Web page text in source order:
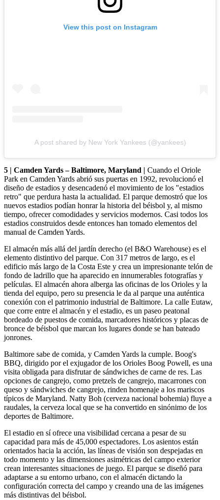
View this post on Instagram
A post shared by New York Yankees (@yankees)
5 | Camden Yards – Baltimore, Maryland | Cuando el Oriole
Park en Camden Yards abrió sus puertas en 1992, revolucionó el
diseño de estadios y desencadenó el movimiento de los "estadios
retro" que perdura hasta la actualidad. El parque demostró que los
nuevos estadios podían honrar la historia del béisbol y, al mismo
tiempo, ofrecer comodidades y servicios modernos. Casi todos los
estadios construidos desde entonces han tomado elementos del
manual de Camden Yards.
El almacén más allá del jardín derecho (el B&O Warehouse) es el
elemento distintivo del parque. Con 317 metros de largo, es el
edificio más largo de la Costa Este y crea un impresionante telón de
fondo de ladrillo que ha aparecido en innumerables fotografías y
películas. El almacén ahora alberga las oficinas de los Orioles y la
tienda del equipo, pero su presencia le da al parque una auténtica
conexión con el patrimonio industrial de Baltimore. La calle Eutaw,
que corre entre el almacén y el estadio, es un paseo peatonal
bordeado de puestos de comida, marcadores históricos y placas de
bronce de béisbol que marcan los lugares donde se han bateado
jonrones.
Baltimore sabe de comida, y Camden Yards la cumple. Boog's
BBQ, dirigido por el exjugador de los Orioles Boog Powell, es una
visita obligada para disfrutar de sándwiches de carne de res. Las
opciones de cangrejo, como pretzels de cangrejo, macarrones con
queso y sándwiches de cangrejo, rinden homenaje a los mariscos
típicos de Maryland. Natty Boh (cerveza nacional bohemia) fluye a
raudales, la cerveza local que se ha convertido en sinónimo de los
deportes de Baltimore.
El estadio en sí ofrece una visibilidad cercana a pesar de su
capacidad para más de 45,000 espectadores. Los asientos están
orientados hacia la acción, las líneas de visión son despejadas en
todo momento y las dimensiones asimétricas del campo exterior
crean interesantes situaciones de juego. El parque se diseñó para
adaptarse a su entorno urbano, con el almacén dictando la
configuración correcta del campo y creando una de las imágenes
más distintivas del béisbol.